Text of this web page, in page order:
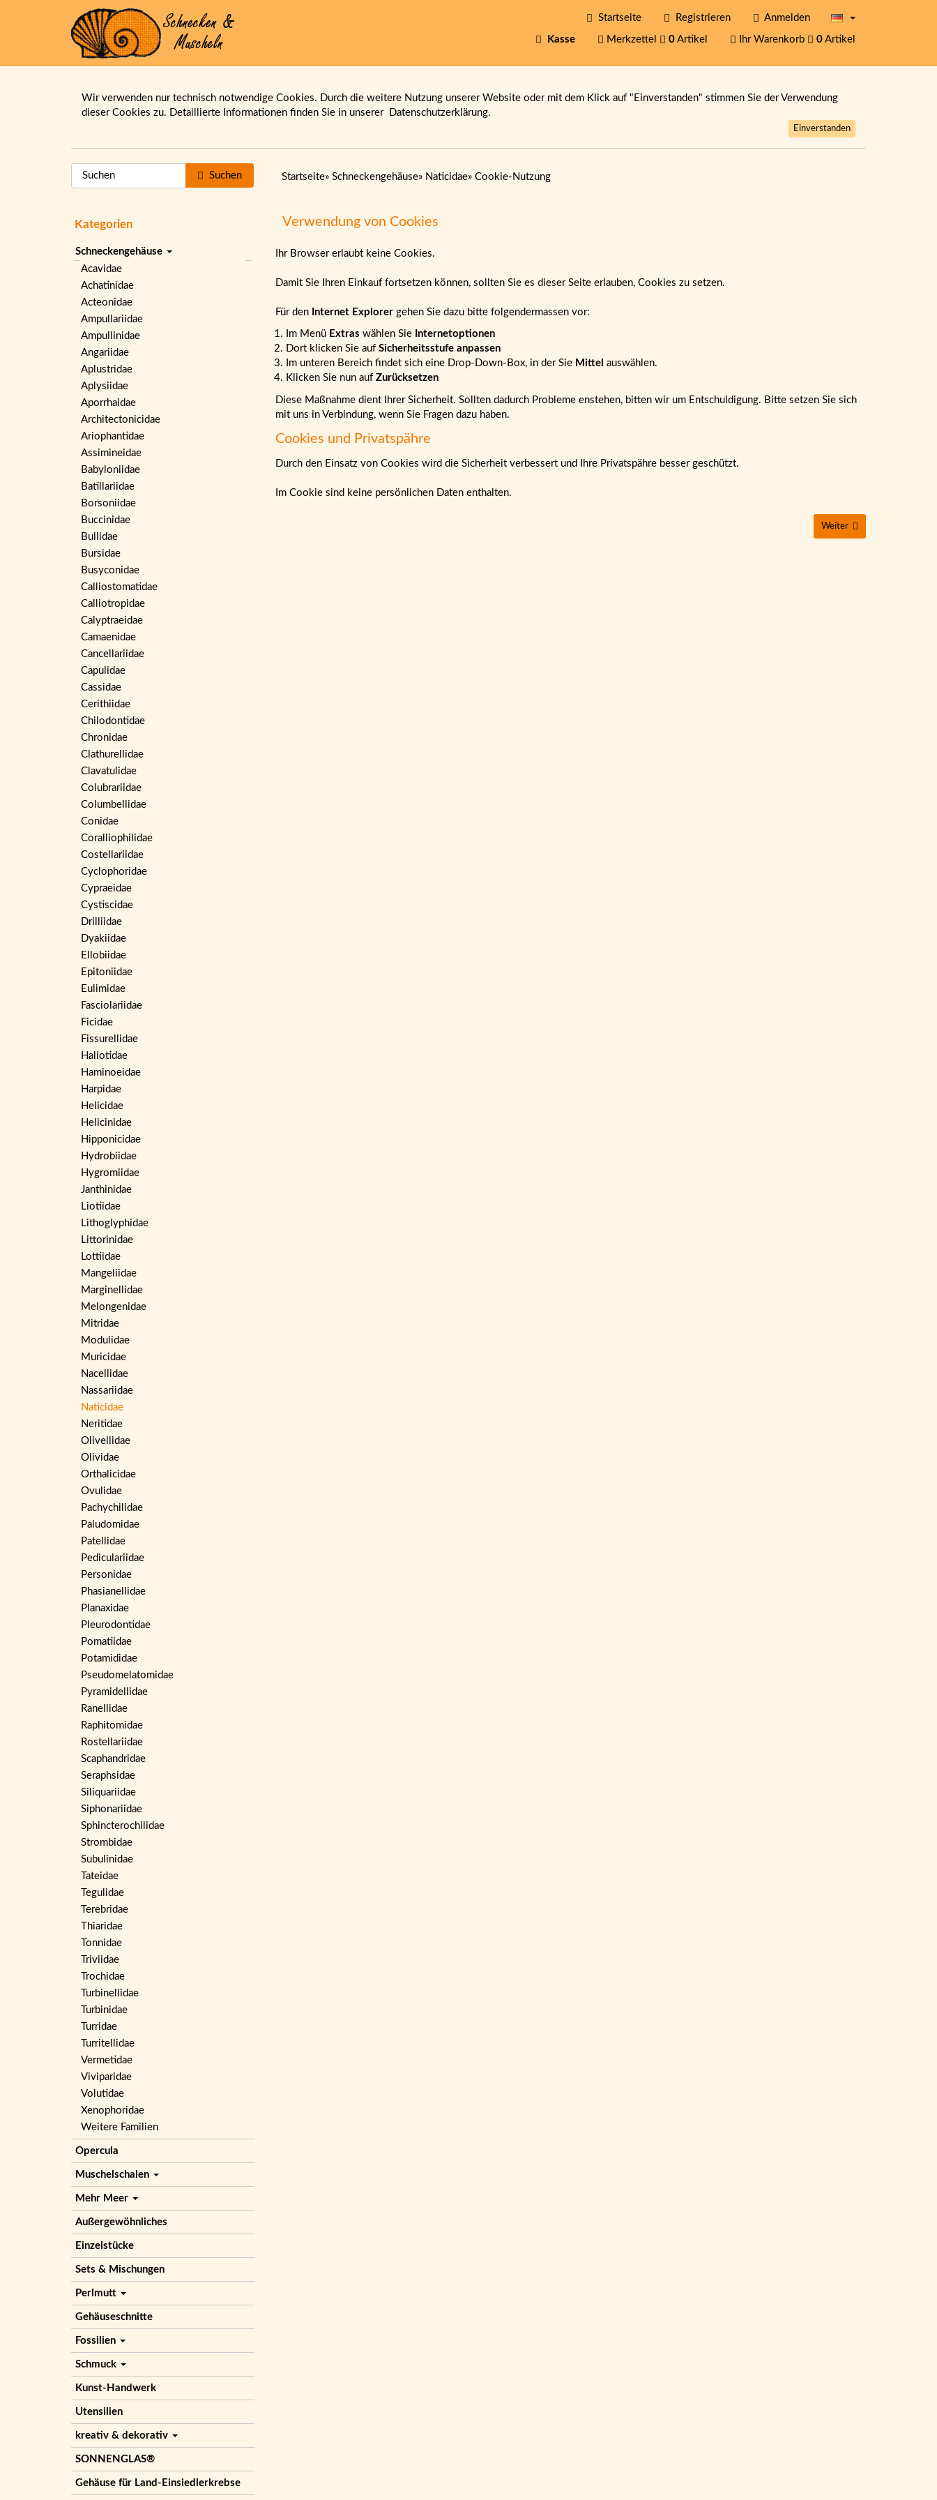
Startseite Registrieren Anmelden
Kasse Merkzettel 0 Artikel Ihr Warenkorb 0 Artikel
Wir verwenden nur technisch notwendige Cookies. Durch die weitere Nutzung unserer Website oder mit dem Klick auf "Einverstanden" stimmen Sie der Verwendung
dieser Cookies zu. Detaillierte Informationen finden Sie in unserer Datenschutzerklärung.
Einverstanden
Suchen
Kategorien
Schneckengehäuse
Acavidae
Achatinidae
Acteonidae
Ampullariidae
Ampullinidae
Angariidae
Aplustridae
Aplysiidae
Aporrhaidae
Architectonicidae
Ariophantidae
Assimineidae
Babyloniidae
Batillariidae
Borsoniidae
Buccinidae
Bullidae
Bursidae
Busyconidae
Calliostomatidae
Calliotropidae
Calyptraeidae
Camaenidae
Cancellariidae
Capulidae
Cassidae
Cerithiidae
Chilodontidae
Chronidae
Clathurellidae
Clavatulidae
Colubrariidae
Columbellidae
Conidae
Coralliophilidae
Costellariidae
Cyclophoridae
Cypraeidae
Cystiscidae
Drilliidae
Dyakiidae
Ellobiidae
Epitoniidae
Eulimidae
Fasciolariidae
Ficidae
Fissurellidae
Haliotidae
Haminoeidae
Harpidae
Helicidae
Helicinidae
Hipponicidae
Hydrobiidae
Hygromiidae
Janthinidae
Liotiidae
Lithoglyphidae
Littorinidae
Lottiidae
Mangeliidae
Marginellidae
Melongenidae
Mitridae
Modulidae
Muricidae
Nacellidae
Nassariidae
Naticidae
Neritidae
Olivellidae
Olividae
Orthalicidae
Ovulidae
Pachychilidae
Paludomidae
Patellidae
Pediculariidae
Personidae
Phasianellidae
Planaxidae
Pleurodontidae
Pomatiidae
Potamididae
Pseudomelatomidae
Pyramidellidae
Ranellidae
Raphitomidae
Rostellariidae
Scaphandridae
Seraphsidae
Siliquariidae
Siphonariidae
Sphincterochilidae
Strombidae
Subulinidae
Tateidae
Tegulidae
Terebridae
Thiaridae
Tonnidae
Triviidae
Trochidae
Turbinellidae
Turbinidae
Turridae
Turritellidae
Vermetidae
Viviparidae
Volutidae
Xenophoridae
Weitere Familien
Opercula
Muschelschalen
Mehr Meer
Außergewöhnliches
Einzelstücke
Sets & Mischungen
Perlmutt
Gehäuseschnitte
Fossilien
Schmuck
Kunst-Handwerk
Utensilien
kreativ & dekorativ
SONNENGLAS®
Gehäuse für Land-Einsiedlerkrebse
Startseite» Schneckengehäuse» Naticidae» Cookie-Nutzung
Verwendung von Cookies
Ihr Browser erlaubt keine Cookies.
Damit Sie Ihren Einkauf fortsetzen können, sollten Sie es dieser Seite erlauben, Cookies zu setzen.
Für den Internet Explorergehen Sie dazu bitte folgendermassen vor:
Im Menü Extras wählen Sie Internetoptionen
Dort klicken Sie auf Sicherheitsstufe anpassen
Im unteren Bereich findet sich eine Drop-Down-Box, in der Sie Mittel auswählen.
Klicken Sie nun auf Zurücksetzen
Diese Maßnahme dient Ihrer Sicherheit. Sollten dadurch Probleme enstehen, bitten wir um Entschuldigung. Bitte setzen Sie sich
mit uns in Verbindung, wenn Sie Fragen dazu haben.
Cookies und Privatspähre
Durch den Einsatz von Cookies wird die Sicherheit verbessert und Ihre Privatspähre besser geschützt.
Im Cookie sind keine persönlichen Daten enthalten.
Weiter